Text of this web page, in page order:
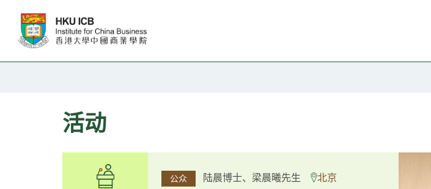
活动
公众 杨文斌先生、邱良弼先生 广州
公众 陆晨博士、梁晨曦先生 北京